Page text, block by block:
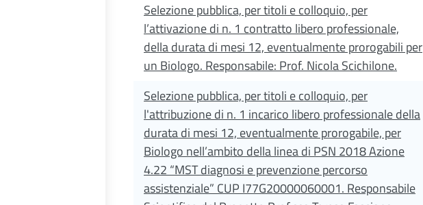
Selezione pubblica, per titoli e colloquio, per
l’attivazione di n. 1 contratto libero professionale,
della durata di mesi 12, eventualmente prorogabili per
un Biologo. Responsabile: Prof. Nicola Scichilone.
Selezione pubblica, per titoli e colloquio, per
l'attribuzione di n. 1 incarico libero professionale della
durata di mesi 12, eventualmente prorogabile, per
Biologo nell’ambito della linea di PSN 2018 Azione
4.22 “MST diagnosi e prevenzione percorso
assistenziale” CUP I77G20000060001. Responsabile